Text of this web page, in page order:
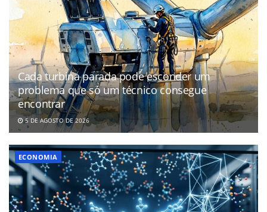
Cada turbina parada pode esconder um
problema que só um técnico consegue
encontrar
5 DE AGOSTO DE 2026
ECONOMIA